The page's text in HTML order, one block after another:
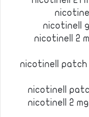
nicotinell
nicotinell 2
nicotinell
nicotinell
nicotinell 2